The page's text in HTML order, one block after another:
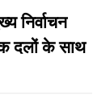
दलों के साथ